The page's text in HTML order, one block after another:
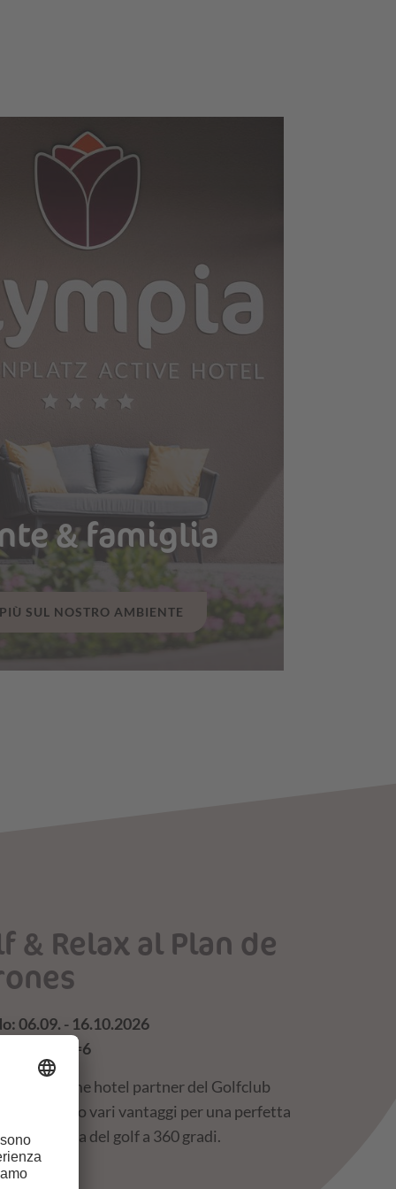
& famiglia
SUL NOSTRO AMBIENTE
& Relax al Plan de
06.09. - 16.10.2026
| 6=5 | 7=6
… come hotel partner del Golfclub
offriamo vari vantaggi per una perfetta
all’insegna del golf a 360 gradi.